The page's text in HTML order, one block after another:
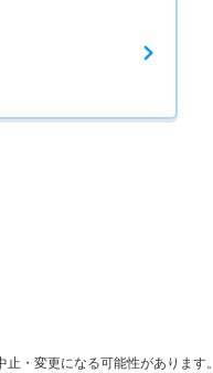
・変更になる可能性があります。